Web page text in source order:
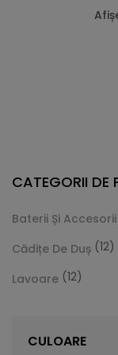
Cădiță De
Vă prezentăm
CATEGORII DE
Baterii Și Accesorii
Cădițe De Duș (12)
Lavoare (12)
CULOARE